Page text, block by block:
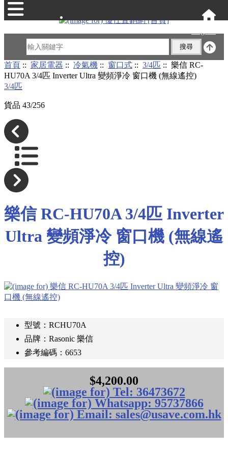
首頁 :: 家居電器 :: 冷氣機 :: 窗口式 :: 3/4匹 :: 樂信 RC-
HU70A 3/4匹 Inverter Ultra 變頻淨冷 窗口機 (無線遙控)
3/4匹
貨品 43/256
樂信 RC-HU70A 3/4匹 Inverter
Ultra 變頻淨冷 窗口機 (無線遙
控)
型號：RCHU70A
品牌：Rasonic 樂信
參考編碼：6653
$4,200.00